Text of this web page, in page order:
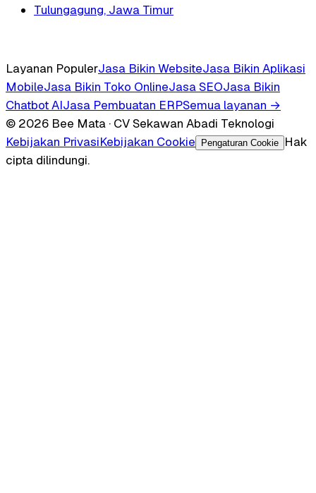
Tulungagung, Jawa Timur
Layanan PopulerJasa Bikin WebsiteJasa Bikin Aplikasi
MobileJasa Bikin Toko OnlineJasa SEOJasa Bikin
Chatbot AIJasa Pembuatan ERPSemua layanan →
© 2026 Bee Mata · CV Sekawan Abadi Teknologi
Kebijakan PrivasiKebijakan Cookie Pengaturan Cookie
Hak
cipta dilindungi.